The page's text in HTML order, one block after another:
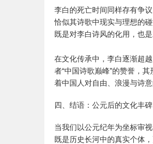
李白的死亡时间同样存有争
恰似其诗歌中现实与理想的
既是对李白诗风的化用，也
在文化传承中，李白逐渐超
者“中国诗歌巅峰”的赞誉，
着中国人对自由、浪漫与诗意
四、结语：公元后的文化丰碑
当我们以公元纪年为坐标审
既是历史长河中的真实个体